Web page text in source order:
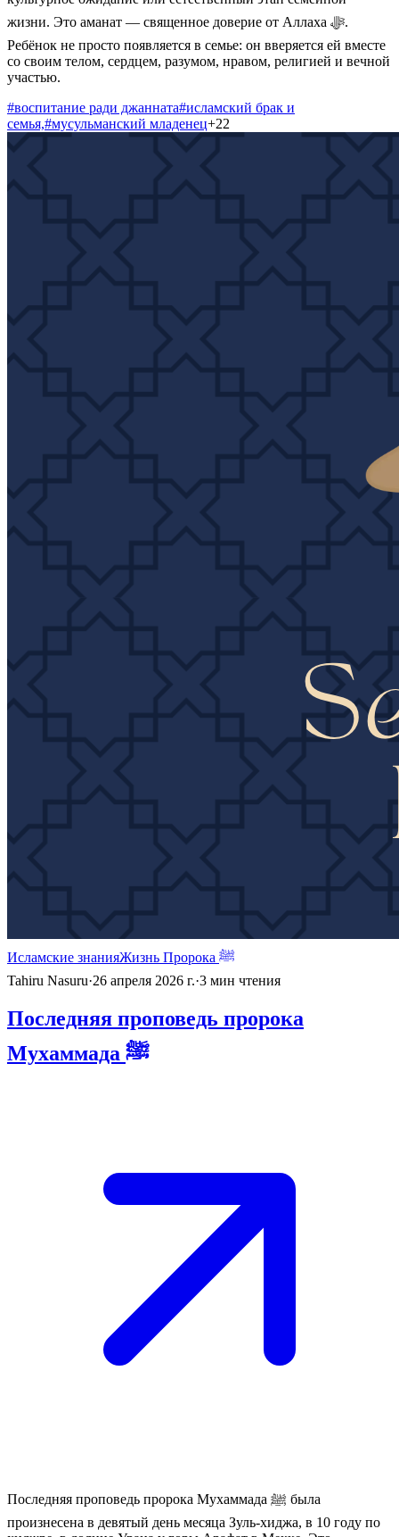
жизни. Это аманат — священное доверие от Аллаха ﷻ.
Ребёнок не просто появляется в семье: он вверяется ей вместе
со своим телом, сердцем, разумом, нравом, религией и вечной
участью.
#воспитание ради джанната#исламский брак и
семья,#мусульманский младенец+22
Исламские знания
Жизнь Пророка ﷺ
Tahiru Nasuru·26 апреля 2026 г.·3 мин чтения
Последняя проповедь пророка
Мухаммада ﷺ
Последняя проповедь пророка Мухаммада ﷺ была
произнесена в девятый день месяца Зуль-хиджа, в 10 году по